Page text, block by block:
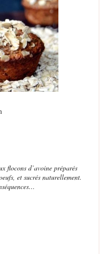
flocons d’avoine préparés
et sucrés naturellement.